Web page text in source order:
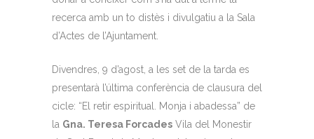
recerca amb un to distès i divulgatiu a la Sala
d’Actes de l’Ajuntament.
Divendres, 9 d’agost, a les set de la tarda es
presentarà l’última conferència de clausura del
cicle: “El retir espiritual. Monja i abadessa” de
la Gna. Teresa Forcades Vila del Monestir